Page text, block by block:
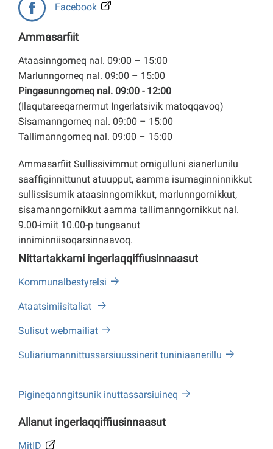
Facebook
Ammasarfiit
Ataasinngorneq nal. 09:00 – 15:00
Marlunngorneq nal. 09:00 – 15:00
Pingasunngorneq nal. 09:00 - 12:00
(Ilaqutareeqarnermut Ingerlatsivik matoqqavoq)
Sisamanngorneq nal. 09:00 – 15:00
Tallimanngorneq nal. 09:00 – 15:00
Ammasarfiit Sullissivimmut ornigulluni sianerlunilu
saaffiginnittunut atuupput, aamma isumaginninnikkut
sullissisumik ataasinngornikkut, marlunngornikkut,
sisamanngornikkut aamma tallimanngornikkut nal.
9.00-imiit 10.00-p tungaanut
inniminniisoqarsinnaavoq.
Nittartakkami ingerlaqqiffiusinnaasut
Kommunalbestyrelsi
Ataatsimiisitaliat
Sulisut webmailiat
Suliariumannittussarsiuussinerit tuniniaanerillu
Pigineqanngitsunik inuttassarsiuineq
Allanut ingerlaqqiffiusinnaasut
MitID